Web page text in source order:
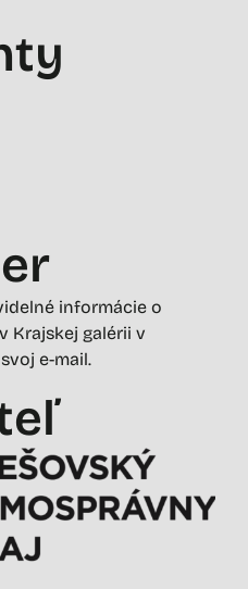
informácie o
Krajskej galérii v
e-mail.